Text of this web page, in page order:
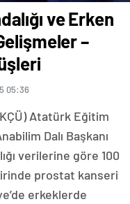
ve Erken
–
05:36
Atatürk Eğitim
Dalı Başkanı
verilerine göre 100
prostat kanseri
erkeklerde